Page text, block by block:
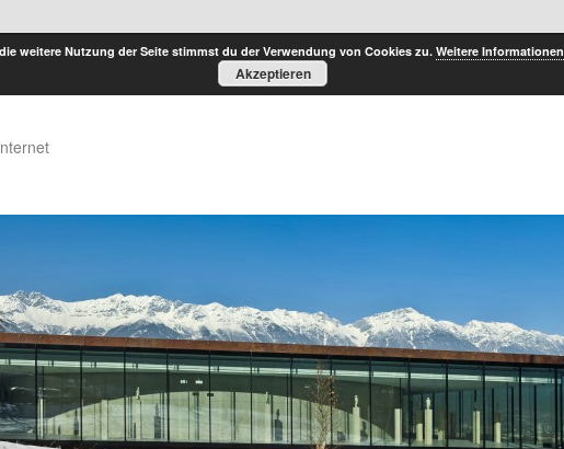
weitere Nutzung der Seite stimmst du der Verwendung von Cookies zu. Weitere Informationen
Akzeptieren